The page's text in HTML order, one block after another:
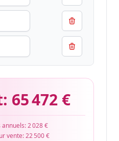
65 472 €
annuels:2 028 €
vente:22 500 €